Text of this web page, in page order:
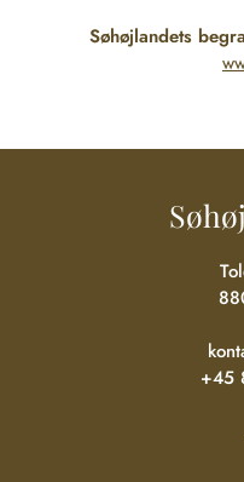
Søhøjlandets
+45